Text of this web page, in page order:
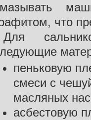
что
Для
пеньковую
смеси с
масляных
асбестовую